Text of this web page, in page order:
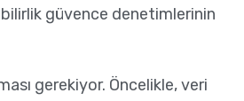
güvence denetimlerinin
gerekiyor. Öncelikle, veri